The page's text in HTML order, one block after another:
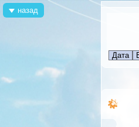
Дата
назад